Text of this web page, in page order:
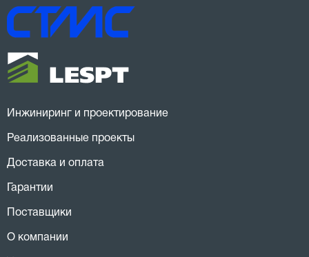
Инжиниринг и проектирование
Реализованные проекты
Доставка и оплата
Гарантии
Поставщики
О компании